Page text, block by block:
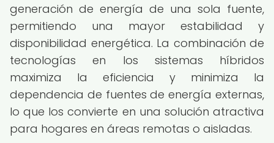
generación de energía de una sola fuente,
permitiendo una mayor estabilidad y
disponibilidad energética. La combinación de
tecnologías en los sistemas híbridos
maximiza la eficiencia y minimiza la
dependencia de fuentes de energía externas,
lo que los convierte en una solución atractiva
para hogares en áreas remotas o aisladas.